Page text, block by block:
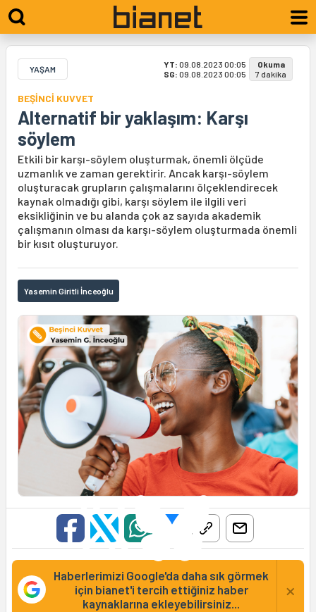
YAŞAM YT: 09.08.2023 00:05
SG: 09.08.2023 00:05
Okuma
7 dakika
BEŞİNCİ KUVVET
Alternatif bir yaklaşım: Karşı
söylem
Etkili bir karşı-söylem oluşturmak, önemli ölçüde
uzmanlık ve zaman gerektirir. Ancak karşı-söylem
oluşturacak grupların çalışmalarını ölçeklendirecek
kaynak olmadığı gibi, karşı söylem ile ilgili veri
eksikliğinin ve bu alanda çok az sayıda akademik
çalışmanın olması da karşı-söylem oluşturmada önemli
bir kısıt oluşturuyor.
Yasemin Giritli İnceoğlu
Haberlerimizi Google'da daha sık görmek
için bianet'i tercih ettiğiniz haber
kaynaklarına ekleyebilirsiniz...
×